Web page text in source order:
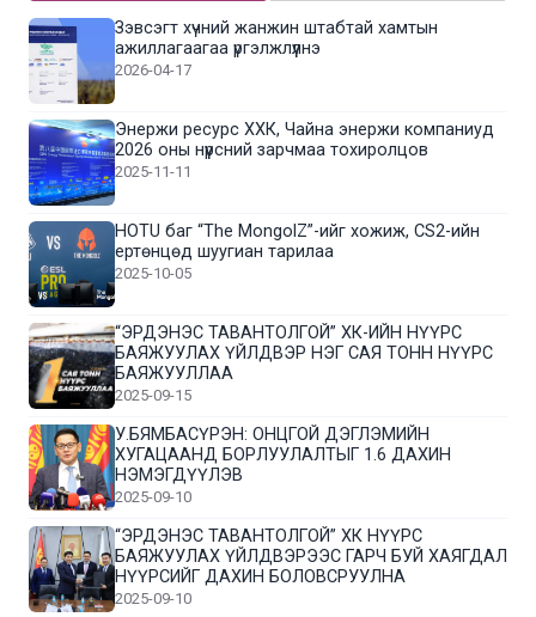
Зэвсэгт хүчний жанжин штабтай хамтын
ажиллагаагаа үргэлжлүүлнэ
2026-04-17
Энержи ресурс ХХК, Чайна энержи компаниуд
2026 оны нүүрсний зарчмаа тохиролцов
2025-11-11
HOTU баг “The MongolZ”-ийг хожиж, CS2-ийн
ертөнцөд шуугиан тарилаа
2025-10-05
“ЭРДЭНЭС ТАВАНТОЛГОЙ” ХК-ИЙН НҮҮРС
БАЯЖУУЛАХ ҮЙЛДВЭР НЭГ САЯ ТОНН НҮҮРС
БАЯЖУУЛЛАА
2025-09-15
У.БЯМБАСҮРЭН: ОНЦГОЙ ДЭГЛЭМИЙН
ХУГАЦААНД БОРЛУУЛАЛТЫГ 1.6 ДАХИН
НЭМЭГДҮҮЛЭВ
2025-09-10
“ЭРДЭНЭС ТАВАНТОЛГОЙ” ХК НҮҮРС
БАЯЖУУЛАХ ҮЙЛДВЭРЭЭС ГАРЧ БУЙ ХАЯГДАЛ
НҮҮРСИЙГ ДАХИН БОЛОВСРУУЛНА
2025-09-10